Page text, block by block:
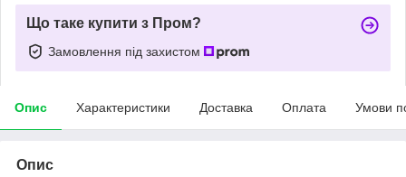
Що таке купити з Пром?
Замовлення під захистом
Опис Характеристики Доставка Оплата Умови
Опис